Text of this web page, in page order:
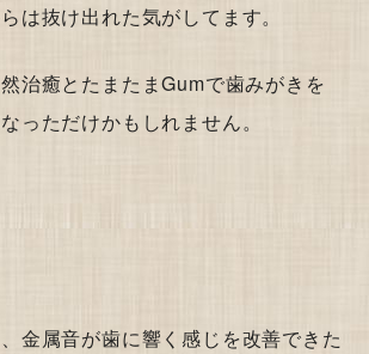
は抜け出れた気がしてます。
治癒とたまたまGumで歯みがきを
っただけかもしれません。
金属音が歯に響く感じを改善できた